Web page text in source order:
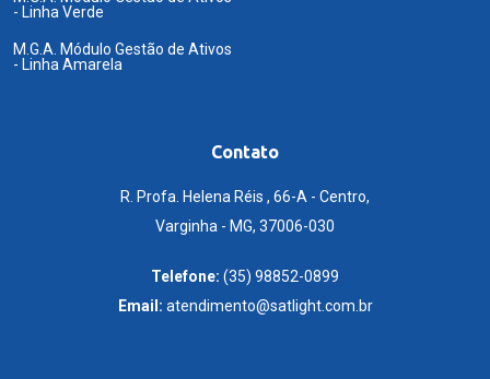
- Linha Verde
M.G.A. Módulo Gestão de Ativos
- Linha Amarela
Contato
R. Profa. Helena Réis , 66-A - Centro,
Varginha - MG, 37006-030
Telefone: (35) 98852-0899
Email: atendimento@satlight.com.br